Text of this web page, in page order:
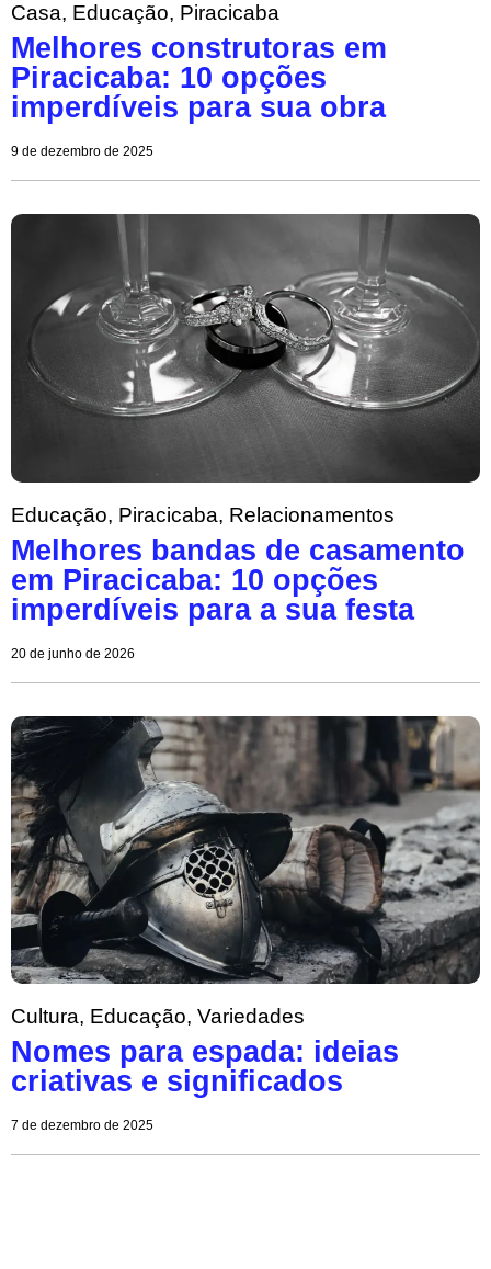
Casa, Educação, Piracicaba
Melhores construtoras em
Piracicaba: 10 opções
imperdíveis para sua obra
9 de dezembro de 2025
Educação, Piracicaba, Relacionamentos
Melhores bandas de casamento
em Piracicaba: 10 opções
imperdíveis para a sua festa
20 de junho de 2026
Cultura, Educação, Variedades
Nomes para espada: ideias
criativas e significados
7 de dezembro de 2025